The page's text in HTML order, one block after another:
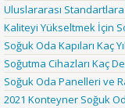
Uluslararası
Kaliteyi Yükseltmek İçin
Soğuk Oda Kapıları Kaç
Soğutma Cihazları Kaç
Soğuk Oda Panelleri ve
2021 Konteyner Soğuk